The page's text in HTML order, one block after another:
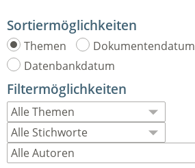
Sortiermöglichkeiten
Themen
Dokumentendatum
Datenbankdatum
Filtermöglichkeiten